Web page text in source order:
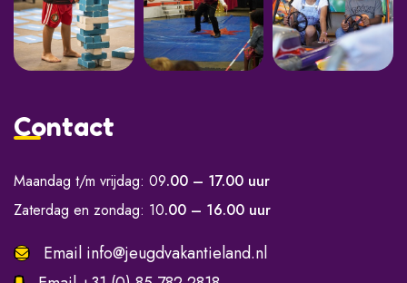
Contact
Maandag t/m vrijdag: 09.00 – 17.00 uur
Zaterdag en zondag: 10.00 – 16.00 uur
Email info@jeugdvakantieland.nl